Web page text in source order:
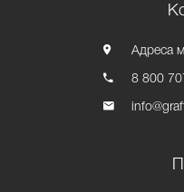
Адреса
8 800